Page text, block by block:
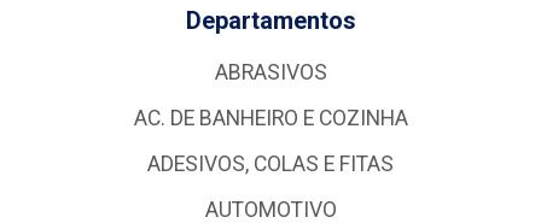
Departamentos
ABRASIVOS
AC. DE BANHEIRO E COZINHA
ADESIVOS, COLAS E FITAS
AUTOMOTIVO